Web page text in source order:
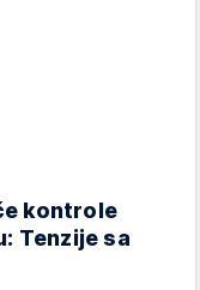
kontrole
Tenzije sa